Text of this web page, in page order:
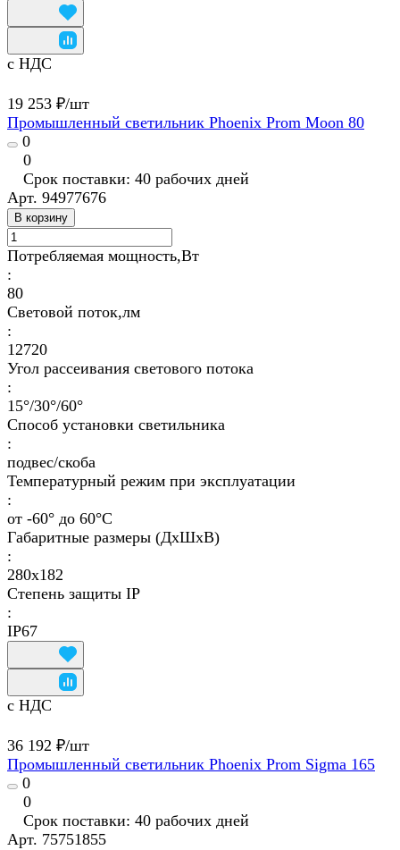
с НДС
19 253 ₽/шт
Промышленный светильник Phoenix Prom Moon 80
0
0
Срок поставки: 40 рабочих дней
Арт. 94977676
В корзину
Потребляемая мощность,Вт
:
80
Световой поток,лм
:
12720
Угол рассеивания светового потока
:
15°/30°/60°
Способ установки светильника
:
подвес/скоба
Температурный режим при эксплуатации
:
от -60° до 60°C
Габаритные размеры (ДхШхВ)
:
280x182
Степень защиты IP
:
IP67
с НДС
36 192 ₽/шт
Промышленный светильник Phoenix Prom Sigma 165
0
0
Срок поставки: 40 рабочих дней
Арт. 75751855